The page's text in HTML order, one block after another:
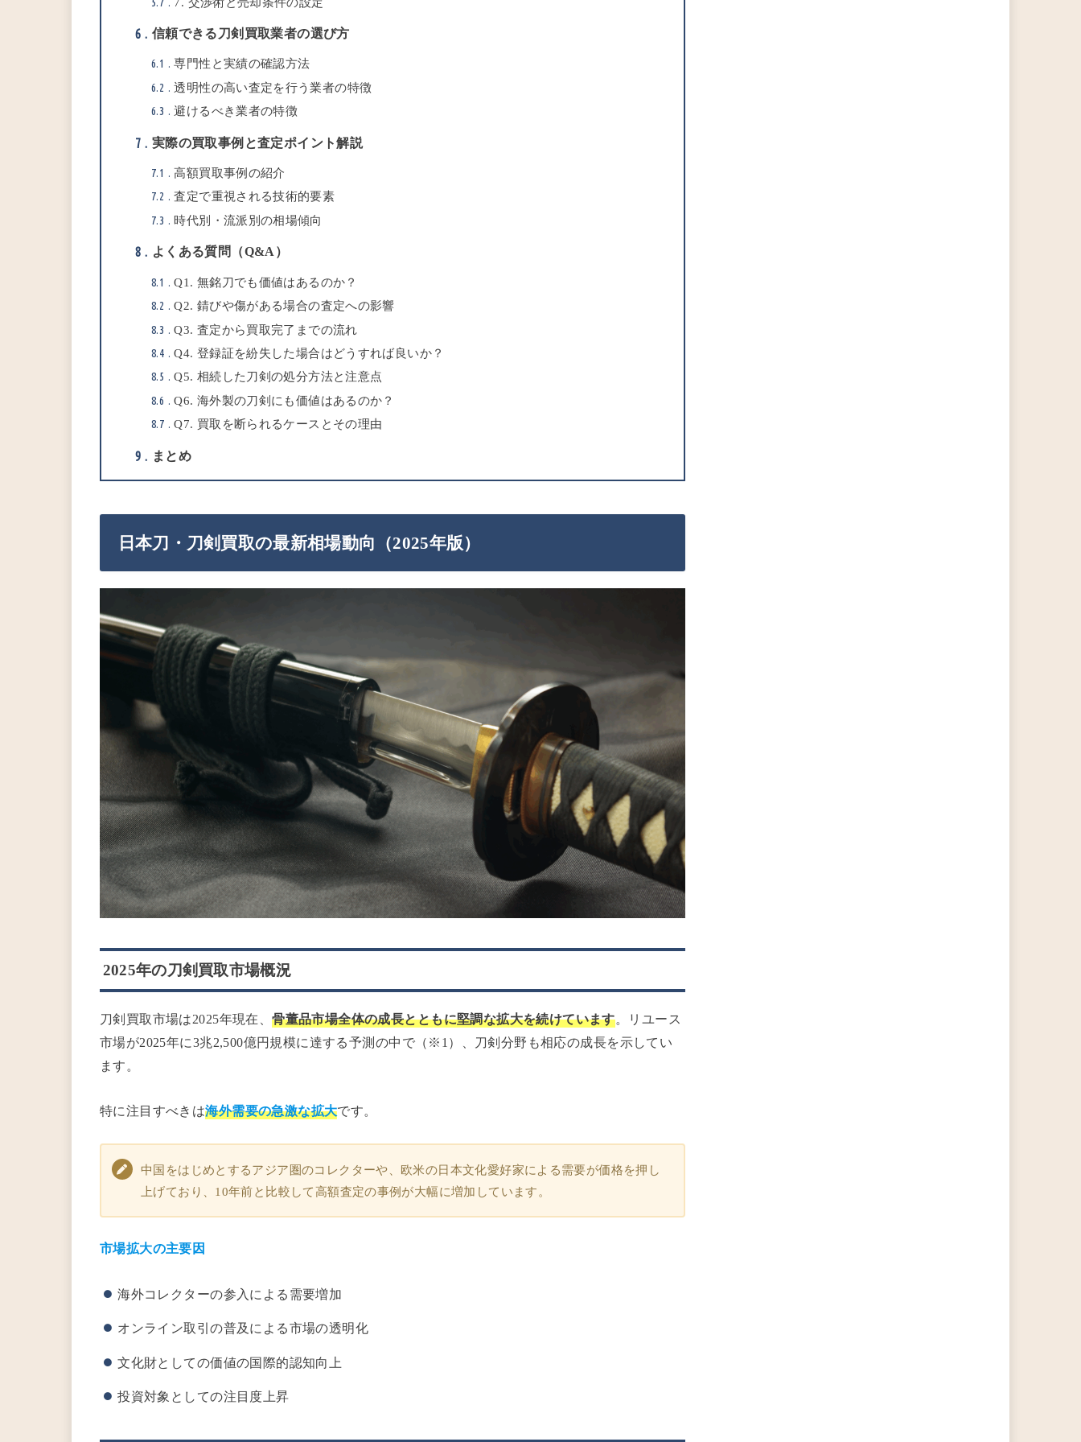
6 信頼できる刀剣買取業者の選び方
6.1 専門性と実績の確認方法
6.2 透明性の高い査定を行う業者の特徴
6.3 避けるべき業者の特徴
7 実際の買取事例と査定ポイント解説
7.1 高額買取事例の紹介
7.2 査定で重視される技術的要素
7.3 時代別・流派別の相場傾向
8 よくある質問（Q&A）
8.1 Q1. 無銘刀でも価値はあるのか？
8.2 Q2. 錆びや傷がある場合の査定への影響
8.3 Q3. 査定から買取完了までの流れ
8.4 Q4. 登録証を紛失した場合はどうすれば良いか？
8.5 Q5. 相続した刀剣の処分方法と注意点
8.6 Q6. 海外製の刀剣にも価値はあるのか？
8.7 Q7. 買取を断られるケースとその理由
9 まとめ
日本刀・刀剣買取の最新相場動向（2025年版）
2025年の刀剣買取市場概況
刀剣買取市場は2025年現在、骨董品市場全体の成長とともに堅調な拡大を続けています。リユース
市場が2025年に3兆2,500億円規模に達する予測の中で（※1）、刀剣分野も相応の成長を示してい
ます。
特に注目すべきは海外需要の急激な拡大です。
中国をはじめとするアジア圏のコレクターや、欧米の日本文化愛好家による需要が価格を押し
上げており、10年前と比較して高額査定の事例が大幅に増加しています。
市場拡大の主要因
海外コレクターの参入による需要増加
オンライン取引の普及による市場の透明化
文化財としての価値の国際的認知向上
投資対象としての注目度上昇